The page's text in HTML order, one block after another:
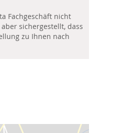
Fachgeschäft nicht
sichergestellt, dass
zu Ihnen nach